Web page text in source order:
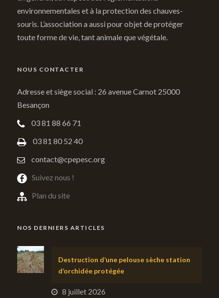
environnementales et à la protection des chauves-
souris. L’association a aussi pour objet de protéger
toute forme de vie, tant animale que végétale.
NOUS CONTACTER
Adresse et siège social : 26 avenue Carnot 25000
Besançon
03 81 88 66 71
03 81 80 52 40
contact@cpepesc.org
Suivez nous !
Plan du site
NOS DERNIERS ARTICLES
Destruction d’une pelouse sèche station
d’orchidée protégée
8 juillet 2026